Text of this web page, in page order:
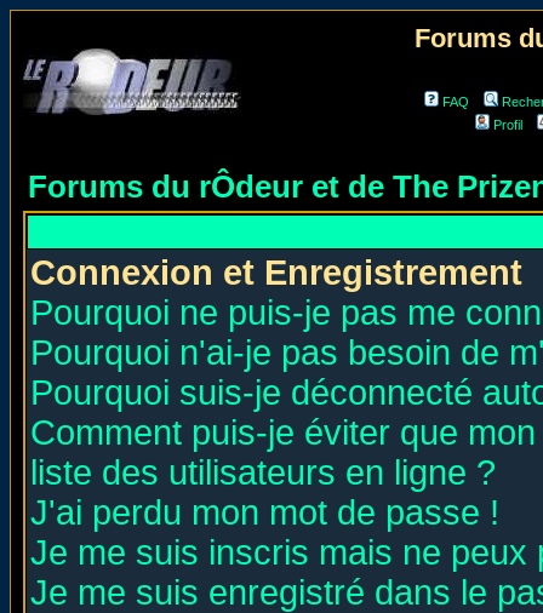
Forums
FAQ
Profil
Forums du rÔdeur et de The
Connexion et Enregistrement
Pourquoi ne puis-je pas me
Pourquoi n'ai-je pas besoin de
Pourquoi suis-je déconnecté
Comment puis-je éviter que
liste des utilisateurs en ligne ?
J'ai perdu mon mot de passe !
Je me suis inscris mais ne peux
Je me suis enregistré dans le